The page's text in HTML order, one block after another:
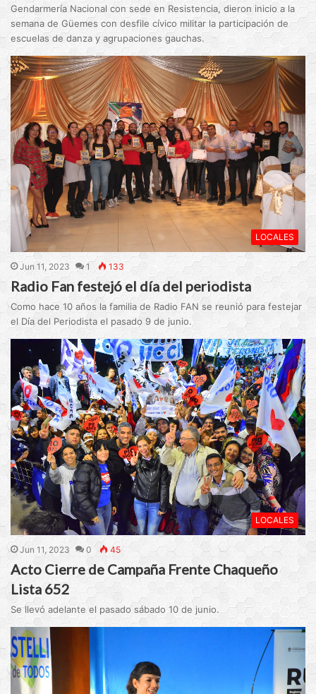
Gendarmería Nacional con sede en Resistencia, dieron inicio a la
semana de Güemes con desfile cívico militar la participación de
escuelas de danza y agrupaciones gauchas.
LOCALES
Jun 11, 2023 1 133
Radio Fan festejó el día del periodista
Como hace 10 años la familia de Radio FAN se reunió para festejar
el Día del Periodista el pasado 9 de junio.
LOCALES
Jun 11, 2023 0 45
Acto Cierre de Campaña Frente Chaqueño
Lista 652
Se llevó adelante el pasado sábado 10 de junio.